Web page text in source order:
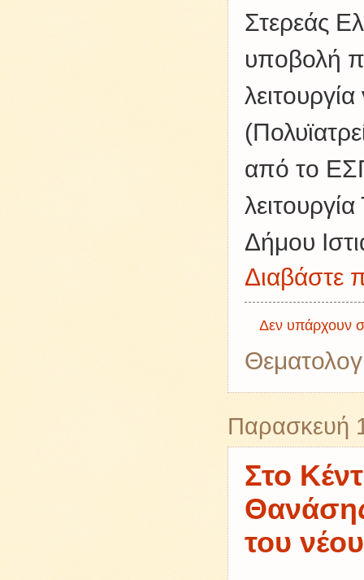
Στερεάς
υποβολή
από το
Δήμου
Διαβάστε
Δεν υπάρχουν
Παρασκευή
Στο
του